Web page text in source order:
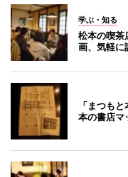
学ぶ・知る
松本の喫茶
画、気軽に
「まつも
本の書店マ